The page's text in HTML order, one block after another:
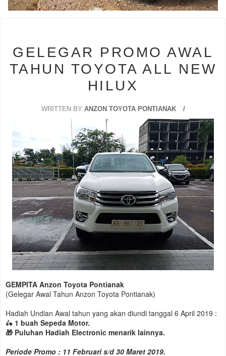
s
GELEGAR PROMO AWAL
TAHUN TOYOTA ALL NEW
HILUX
WRITTEN BY ANZON TOYOTA PONTIANAK
GEMPITA Anzon Toyota Pontianak
(Gelegar Awal Tahun Anzon Toyota Pontianak)
Hadiah Undian Awal tahun yang akan diundi tanggal 6 April 2019 :
🛵 1 buah Sepeda Motor.
🎁 Puluhan Hadiah Electronic menarik lainnya.
Periode Promo : 11 Februari s/d 30 Maret 2019.